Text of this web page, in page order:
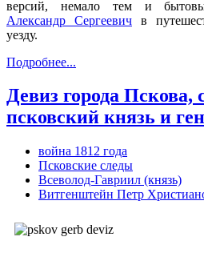
версий, немало тем и
Александр Сергеевич в
уезду.
Подробнее...
Девиз города Пскова,
псковский князь и
война 1812 года
Псковские следы
Всеволод-Гавриил (князь)
Витгенштейн Петр